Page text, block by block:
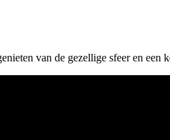
van de gezellige sfeer en een